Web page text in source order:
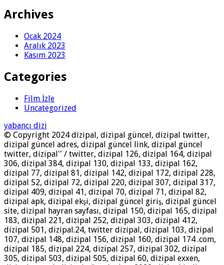
Archives
Ocak 2024
Aralık 2023
Kasım 2023
Categories
Film İzle
Uncategorized
yabancı dizi
© Copyright 2024 dizipal, dizipal güncel, dizipal twitter,
dizipal güncel adres, dizipal güncel link, dizipal güncel
twitter, dizipal'' / twitter, dizipal 126, dizipal 164, dizipal
306, dizipal 384, dizipal 130, dizipal 133, dizipal 162,
dizipal 77, dizipal 81, dizipal 142, dizipal 172, dizipal 228,
dizipal 52, dizipal 72, dizipal 220, dizipal 307, dizipal 317,
dizipal 409, dizipal 41, dizipal 70, dizipal 71, dizipal 82,
dizipal apk, dizipal ekşi, dizipal güncel giriş, dizipal güncel
site, dizipal hayran sayfası, dizipal 150, dizipal 165, dizipal
183, dizipal 221, dizipal 252, dizipal 303, dizipal 412,
dizipal 501, dizipal.24, twitter dizipal, dizipal 103, dizipal
107, dizipal 148, dizipal 156, dizipal 160, dizipal 174 .com,
dizipal 185, dizipal 224, dizipal 257, dizipal 302, dizipal
305, dizipal 503, dizipal 505, dizipal 60, dizipal exxen,